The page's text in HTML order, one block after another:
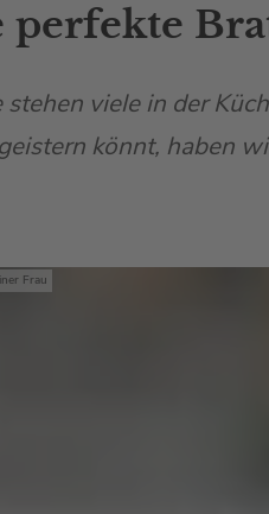
viele in der
könnt, haben
Frau